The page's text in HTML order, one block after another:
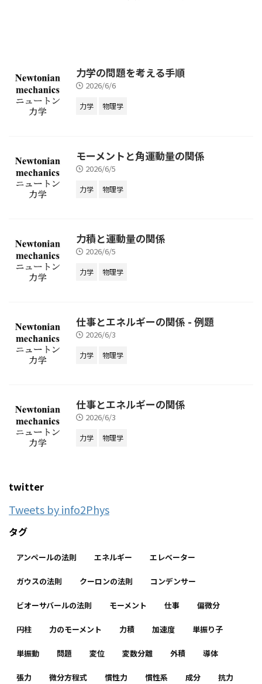
力学の問題を考える手順
2026/6/6
力学 物理学
モーメントと角運動量の関係
2026/6/5
力学 物理学
力積と運動量の関係
2026/6/5
力学 物理学
仕事とエネルギーの関係 - 例題
2026/6/3
力学 物理学
仕事とエネルギーの関係
2026/6/3
力学 物理学
twitter
Tweets by info2Phys
タグ
アンペールの法則 エネルギー エレベーター
ガウスの法則 クーロンの法則 コンデンサー
ビオーサバールの法則 モーメント 仕事 偏微分
円柱 力のモーメント 力積 加速度 単振り子
単振動 問題 変位 変数分離 外積 導体
張力 微分方程式 慣性力 慣性系 成分 抗力